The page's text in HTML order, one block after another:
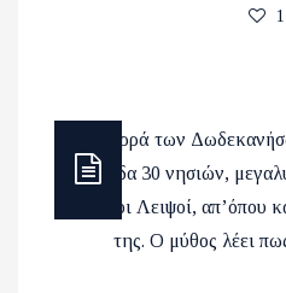
Στο βορρά των
συστάδα 30 νησιών,
είναι οι Λειψοί, απ’όπου
της. Ο μύθος λέει